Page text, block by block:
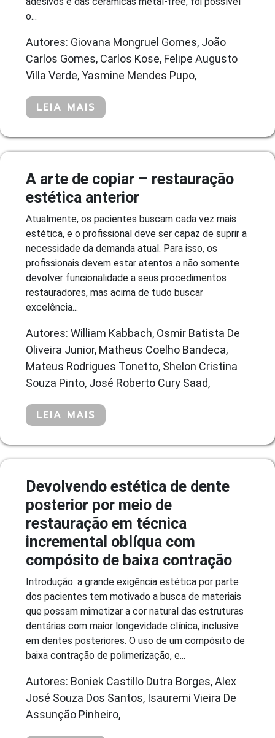
o...
Autores: Giovana Mongruel Gomes, João
Carlos Gomes, Carlos Kose, Felipe Augusto
Villa Verde, Yasmine Mendes Pupo,
LEIA MAIS
A arte de copiar – restauração
estética anterior
Atualmente, os pacientes buscam cada vez mais
estética, e o profissional deve ser capaz de suprir a
necessidade da demanda atual. Para isso, os
profissionais devem estar atentos a não somente
devolver funcionalidade a seus procedimentos
restauradores, mas acima de tudo buscar
excelência...
Autores: William Kabbach, Osmir Batista De
Oliveira Junior, Matheus Coelho Bandeca,
Mateus Rodrigues Tonetto, Shelon Cristina
Souza Pinto, José Roberto Cury Saad,
LEIA MAIS
Devolvendo estética de dente
posterior por meio de
restauração em técnica
incremental oblíqua com
compósito de baixa contração
Introdução: a grande exigência estética por parte
dos pacientes tem motivado a busca de materiais
que possam mimetizar a cor natural das estruturas
dentárias com maior longevidade clínica, inclusive
em dentes posteriores. O uso de um compósito de
baixa contração de polimerização, e...
Autores: Boniek Castillo Dutra Borges, Alex
José Souza Dos Santos, Isauremi Vieira De
Assunção Pinheiro,